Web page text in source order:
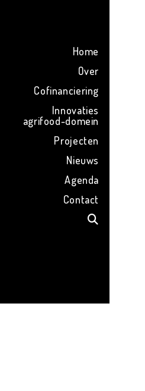
Home
Over
Cofinanciering
Innovaties
agrifood-domein
Projecten
Nieuws
Agenda
Contact